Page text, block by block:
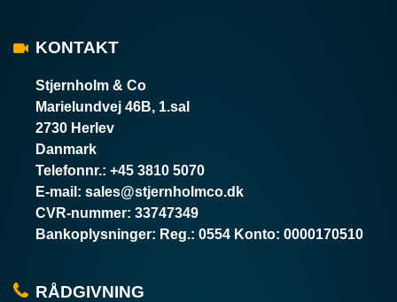
KONTAKT
Stjernholm & Co
Marielundvej 46B, 1.sal
2730 Herlev
Danmark
Telefonnr.: +45 3810 5070
E-mail : sales@stjernholmco.dk
CVR-nummer: 33747349
Bankoplysninger: Reg.: 0554 Konto: 0000170510
RÅDGIVNING